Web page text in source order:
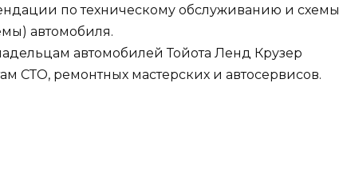
по техническому обслуживанию и схемы
автомобиля.
автомобилей Тойота Ленд Крузер
СТО, ремонтных мастерских и автосервисов.